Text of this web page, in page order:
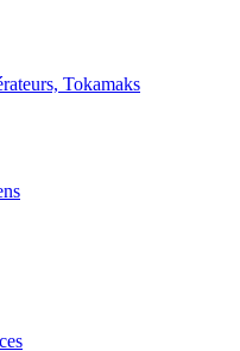
Tokamaks